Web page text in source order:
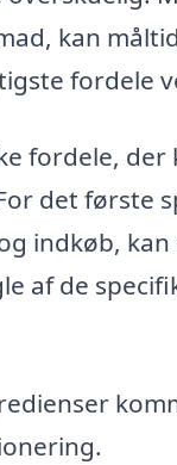
kan
fordele
fordele,
det første
indkøb,
af de